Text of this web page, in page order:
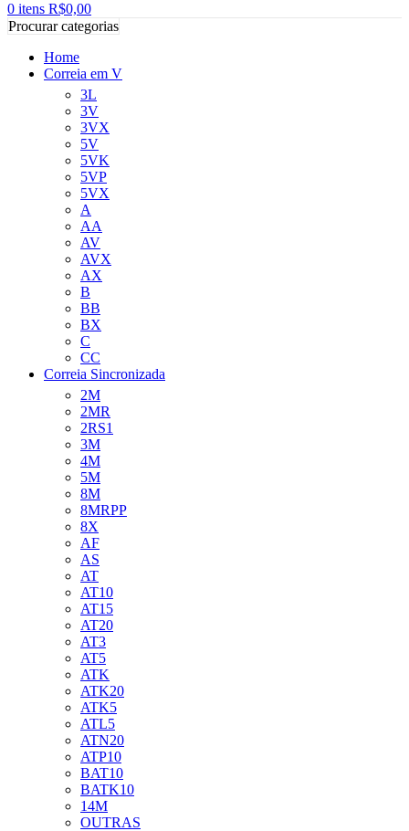
0 itens R$0,00
Procurar categorias
Home
Correia em V
3L
3V
3VX
5V
5VK
5VP
5VX
A
AA
AV
AVX
AX
B
BB
BX
C
CC
Correia Sincronizada
2M
2MR
2RS1
3M
4M
5M
8M
8MRPP
8X
AF
AS
AT
AT10
AT15
AT20
AT3
AT5
ATK
ATK20
ATK5
ATL5
ATN20
ATP10
BAT10
BATK10
14M
OUTRAS